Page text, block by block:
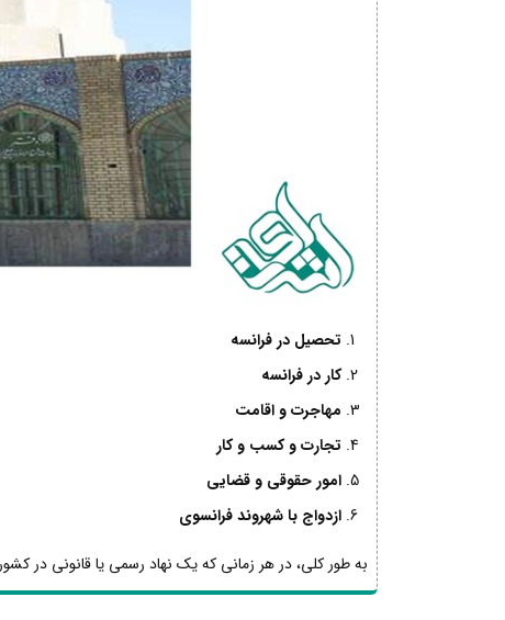
تحصیل در فرانسه
کار در فرانسه
مهاجرت و اقامت
تجارت و کسب و کار
امور حقوقی و قضایی
ازدواج با شهروند فرانسوی
به طور کلی، در هر زمانی که یک نهاد رسمی یا قانونی در